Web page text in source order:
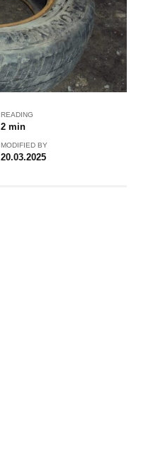
READING
2 min
MODIFIED BY
20.03.2025